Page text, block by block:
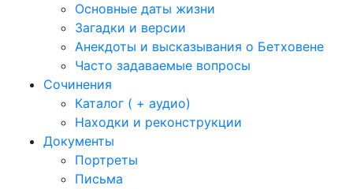
Основные даты жизни
Загадки и версии
Анекдоты и высказывания о Бетховене
Часто задаваемые вопросы
Сочинения
Каталог ( + аудио)
Находки и реконструкции
Документы
Портреты
Письма